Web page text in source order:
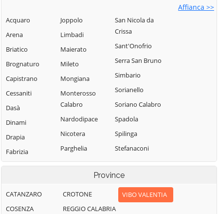
Affianca >>
Acquaro
Arena
Briatico
Brognaturo
Capistrano
Cessaniti
Dasà
Dinami
Drapia
Fabrizia
Filadelfia
Filogaso
Francavilla
Joppolo
Limbadi
Maierato
Mileto
Mongiana
Monterosso
Calabro
Nardodipace
Nicotera
Parghelia
Pizzo
Polia
Ricadi
San Nicola da
Crissa
Sant'Onofrio
Serra San Bruno
Simbario
Sorianello
Soriano Calabro
Spadola
Spilinga
Stefanaconi
Tropea
Vallelonga
Vazzano
Vibo Valentia
Province
CATANZARO
COSENZA
CROTONE
REGGIO CALABRIA
VIBO VALENTIA